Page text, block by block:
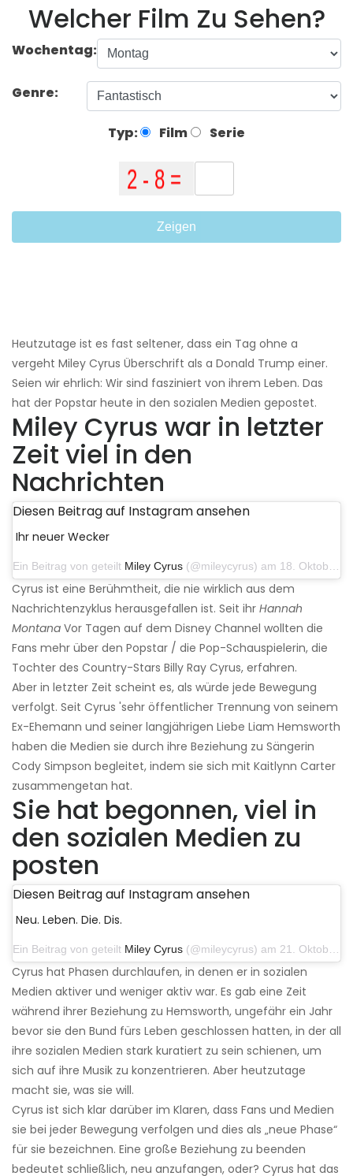
Welcher Film Zu Sehen?
Wochentag:
Genre:
Typ: Film Serie
Zeigen
Heutzutage ist es fast seltener, dass ein Tag ohne a
vergeht Miley Cyrus Überschrift als a Donald Trump einer.
Seien wir ehrlich: Wir sind fasziniert von ihrem Leben. Das
hat der Popstar heute in den sozialen Medien gepostet.
Miley Cyrus war in letzter
Zeit viel in den
Nachrichten
Diesen Beitrag auf Instagram ansehen
Ihr neuer Wecker
Ein Beitrag von geteilt Miley Cyrus (@mileycyrus) am 18. Oktober 2019 um 19:03 Uhr PDT
Cyrus ist eine Berühmtheit, die nie wirklich aus dem
Nachrichtenzyklus herausgefallen ist. Seit ihr Hannah
Montana Vor Tagen auf dem Disney Channel wollten die
Fans mehr über den Popstar / die Pop-Schauspielerin, die
Tochter des Country-Stars Billy Ray Cyrus, erfahren.
Aber in letzter Zeit scheint es, als würde jede Bewegung
verfolgt. Seit Cyrus 'sehr öffentlicher Trennung von seinem
Ex-Ehemann und seiner langjährigen Liebe Liam Hemsworth
haben die Medien sie durch ihre Beziehung zu Sängerin
Cody Simpson begleitet, indem sie sich mit Kaitlynn Carter
zusammengetan hat.
Sie hat begonnen, viel in
den sozialen Medien zu
posten
Diesen Beitrag auf Instagram ansehen
Neu. Leben. Die. Dis.
Ein Beitrag von geteilt Miley Cyrus (@mileycyrus) am 21. Oktober 2019 um 12:31 Uhr PDT
Cyrus hat Phasen durchlaufen, in denen er in sozialen
Medien aktiver und weniger aktiv war. Es gab eine Zeit
während ihrer Beziehung zu Hemsworth, ungefähr ein Jahr
bevor sie den Bund fürs Leben geschlossen hatten, in der all
ihre sozialen Medien stark kuratiert zu sein schienen, um
sich auf ihre Musik zu konzentrieren. Aber heutzutage
macht sie, was sie will.
Cyrus ist sich klar darüber im Klaren, dass Fans und Medien
sie bei jeder Bewegung verfolgen und dies als „neue Phase“
für sie bezeichnen. Eine große Beziehung zu beenden
bedeutet schließlich, neu anzufangen, oder? Cyrus hat das